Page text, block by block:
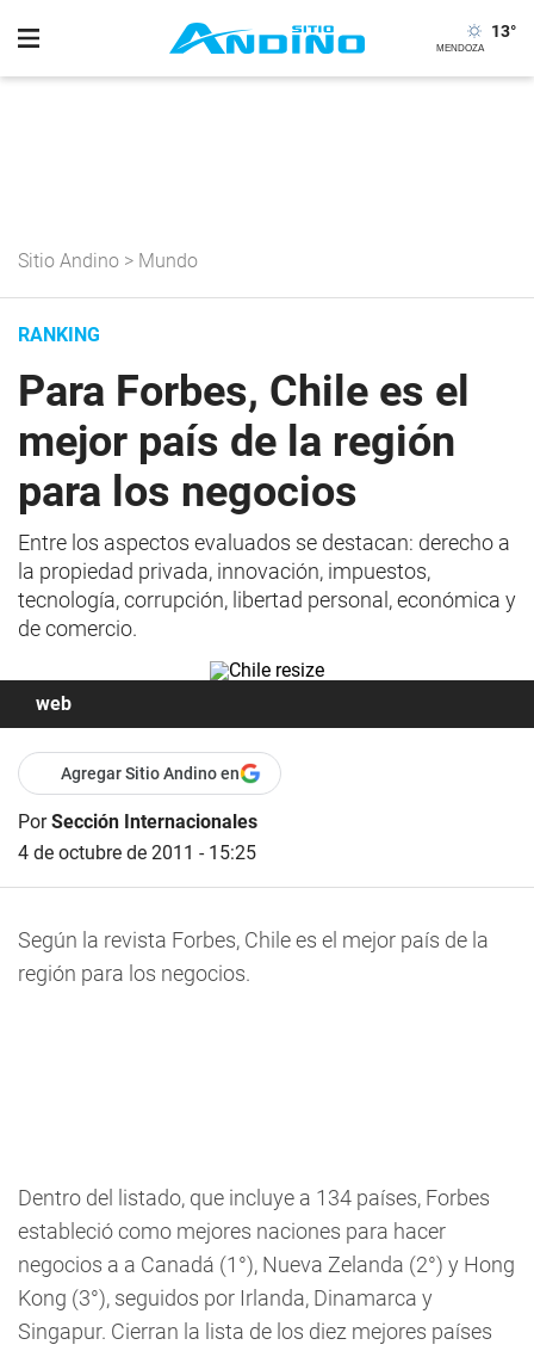
13°
Sitio Andino > Mundo
RANKING
Para Forbes, Chile es el
mejor país de la región
para los negocios
Entre los aspectos evaluados se destacan: derecho a
la propiedad privada, innovación, impuestos,
tecnología, corrupción, libertad personal, económica y
de comercio.
web
Agregar Sitio Andino en
PorSección Internacionales
4 de octubre de 2011 - 15:25
Según la revista Forbes, Chile es el mejor país de la
región para los negocios.
Dentro del listado, que incluye a 134 países, Forbes
estableció como mejores naciones para hacer
negocios a a Canadá (1°), Nueva Zelanda (2°) y Hong
Kong (3°), seguidos por Irlanda, Dinamarca y
Singapur. Cierran la lista de los diez mejores países